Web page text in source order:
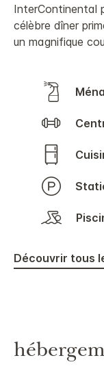
InterContinental
célèbre dîner
un magnifique
Découvrir tous